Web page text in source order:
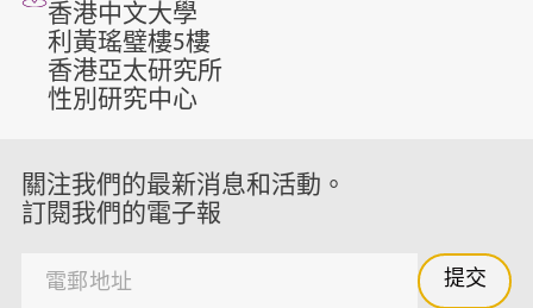
香港中文大學
利黃瑤璧樓5樓
香港亞太研究所
性別研究中心
關注我們的最新消息和活動。
訂閱我們的電子報